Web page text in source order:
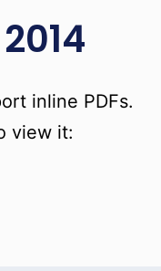
inline PDFs.
view it: